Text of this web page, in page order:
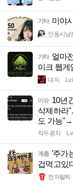
기타 미야
안동시남
기타 얼마
이크 웹게
대지
이슈 10년
삭제하라
도 가능
작두콩차
계층 '주가
겁먹고있
전자팔찌